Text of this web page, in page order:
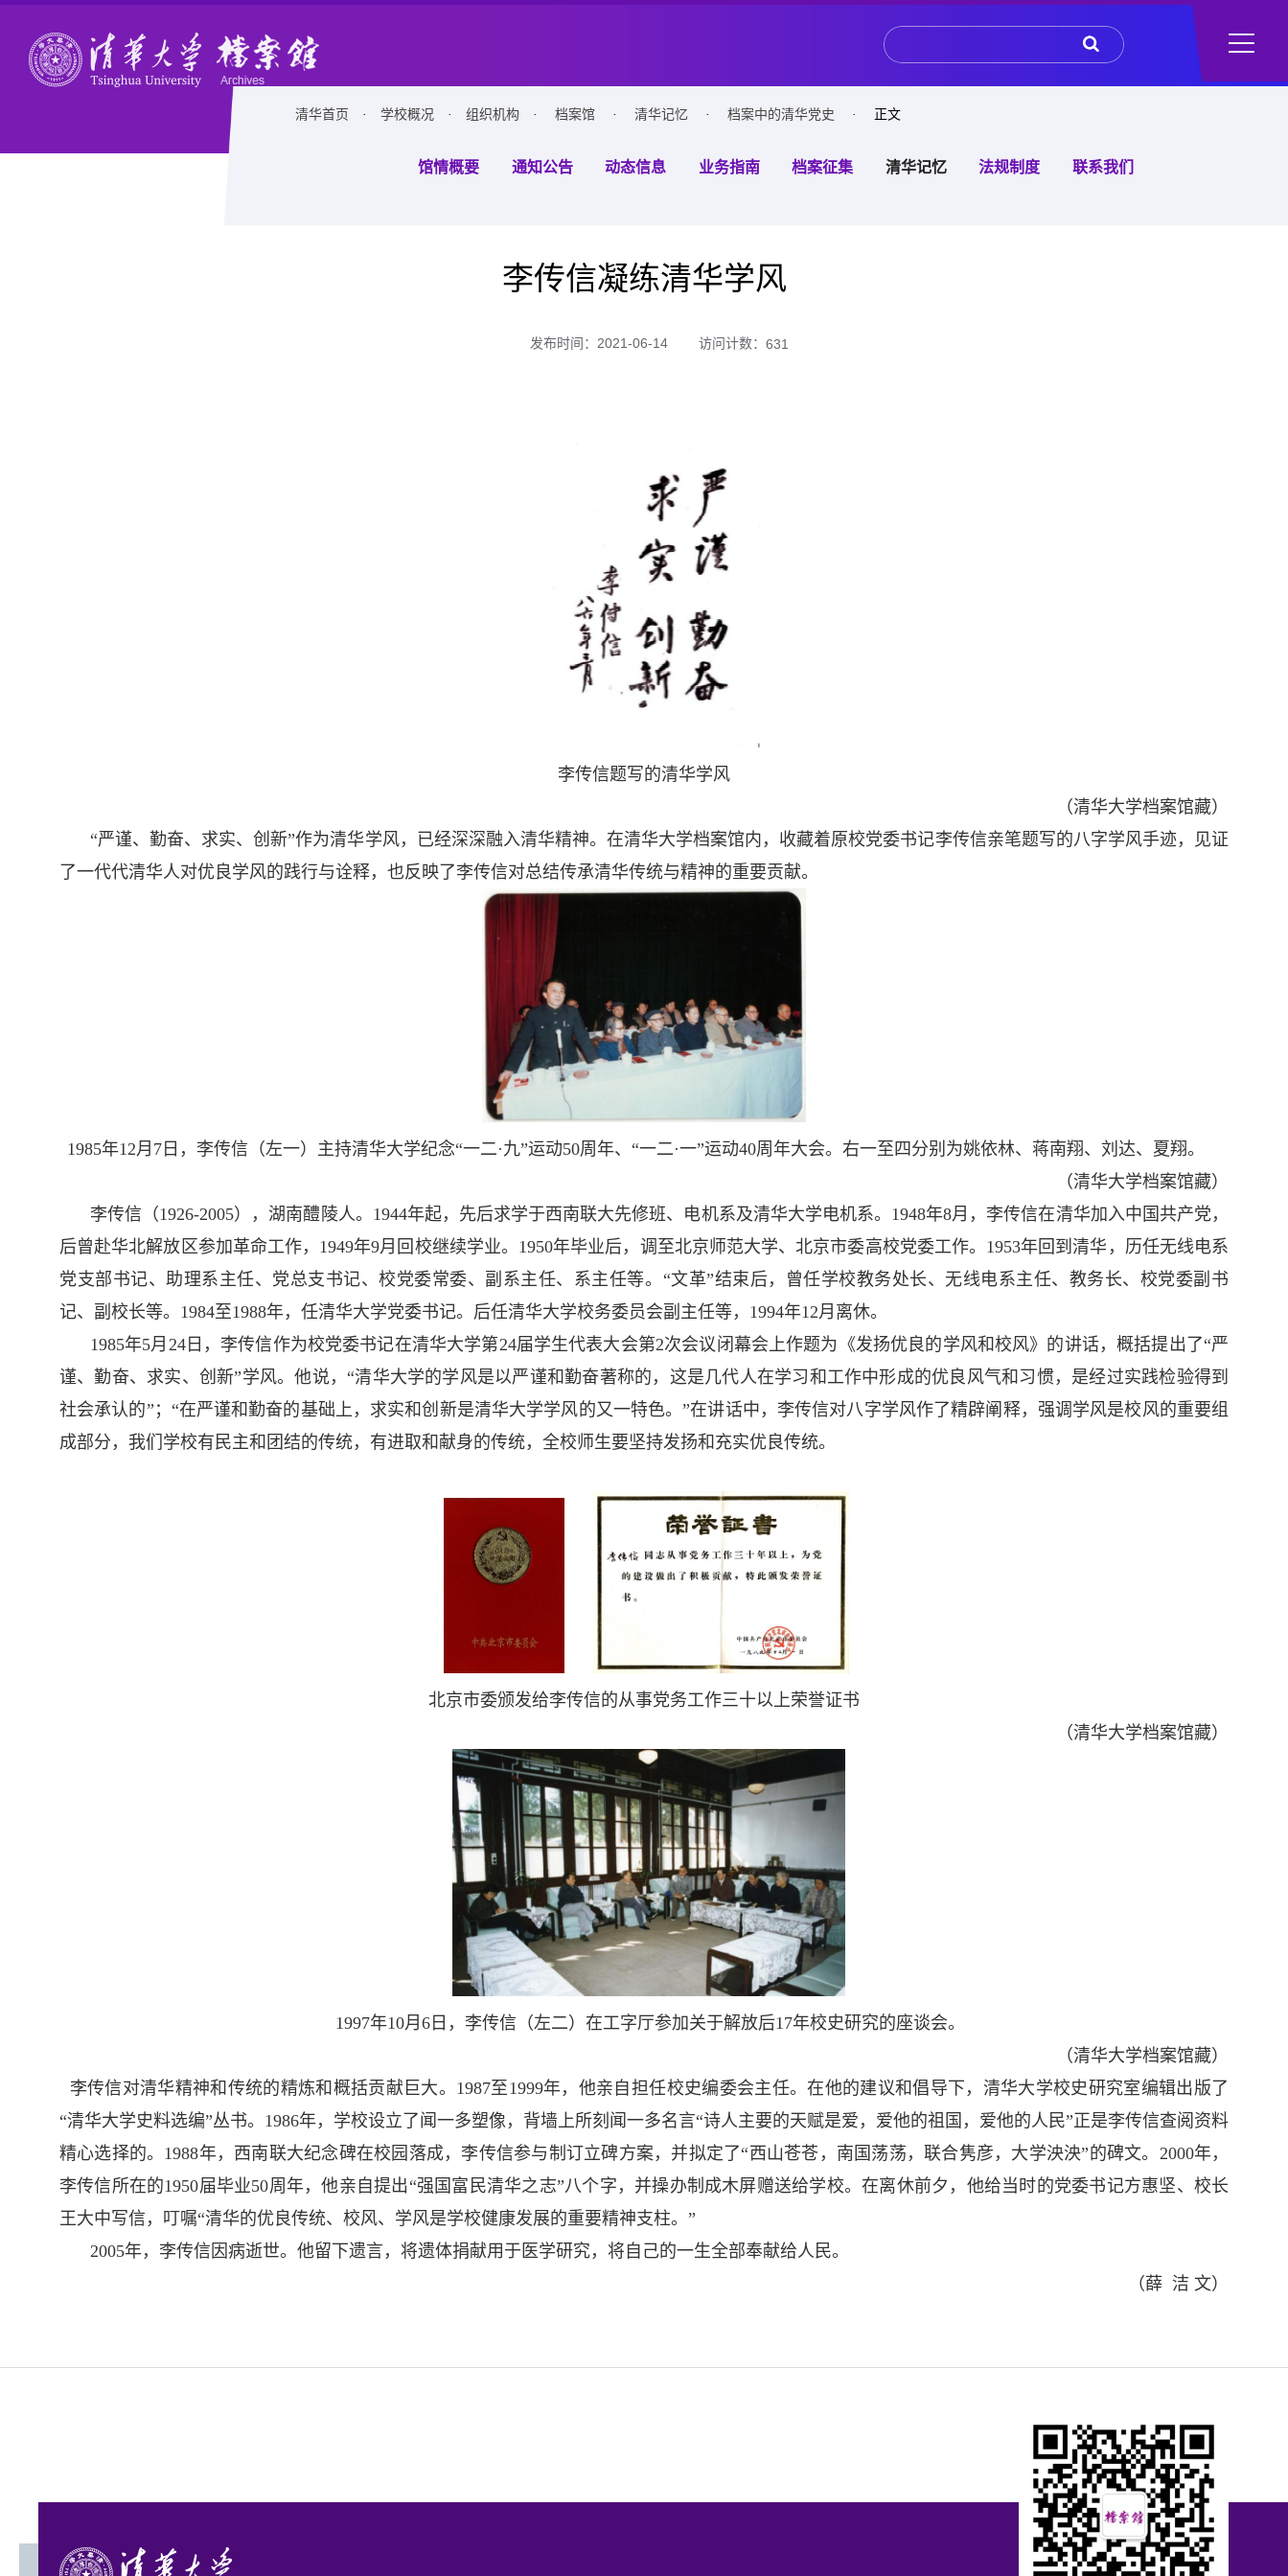
清华首页 ·学校概况 ·组织机构 ·档案馆 ·清华记忆 ·档案中的清华党史 · 正文
馆情概要 通知公告 动态信息 业务指南 档案征集 清华记忆 法规制度 联系我们
李传信凝练清华学风
发布时间：2021-06-14 访问计数： 631
李传信题写的清华学风
（清华大学档案馆藏）
“严谨、勤奋、求实、创新”作为清华学风，已经深深融入清华精神。在清华大学档案馆内，收藏着原校党委书记李传信亲笔题写的八字学风手迹，见证
了一代代清华人对优良学风的践行与诠释，也反映了李传信对总结传承清华传统与精神的重要贡献。
1985年12月7日，李传信（左一）主持清华大学纪念“一二·九”运动50周年、“一二·一”运动40周年大会。右一至四分别为姚依林、蒋南翔、刘达、夏翔。
（清华大学档案馆藏）
李传信（1926-2005），湖南醴陵人。1944年起，先后求学于西南联大先修班、电机系及清华大学电机系。1948年8月，李传信在清华加入中国共产党，
后曾赴华北解放区参加革命工作，1949年9月回校继续学业。1950年毕业后，调至北京师范大学、北京市委高校党委工作。1953年回到清华，历任无线电系
党支部书记、助理系主任、党总支书记、校党委常委、副系主任、系主任等。“文革”结束后，曾任学校教务处长、无线电系主任、教务长、校党委副书
记、副校长等。1984至1988年，任清华大学党委书记。后任清华大学校务委员会副主任等，1994年12月离休。
1985年5月24日，李传信作为校党委书记在清华大学第24届学生代表大会第2次会议闭幕会上作题为《发扬优良的学风和校风》的讲话，概括提出了“严
谨、勤奋、求实、创新”学风。他说，“清华大学的学风是以严谨和勤奋著称的，这是几代人在学习和工作中形成的优良风气和习惯，是经过实践检验得到
社会承认的”；“在严谨和勤奋的基础上，求实和创新是清华大学学风的又一特色。”在讲话中，李传信对八字学风作了精辟阐释，强调学风是校风的重要组
成部分，我们学校有民主和团结的传统，有进取和献身的传统，全校师生要坚持发扬和充实优良传统。
北京市委颁发给李传信的从事党务工作三十以上荣誉证书
（清华大学档案馆藏）
1997年10月6日，李传信（左二）在工字厅参加关于解放后17年校史研究的座谈会。
（清华大学档案馆藏）
李传信对清华精神和传统的精炼和概括贡献巨大。1987至1999年，他亲自担任校史编委会主任。在他的建议和倡导下，清华大学校史研究室编辑出版了
“清华大学史料选编”丛书。 1986年， 学校设立了闻一多塑像，背墙上所刻闻一多名言“诗人主要的天赋是爱，爱他的祖国，爱他的人民”正是李传信查阅资料
精心选择的。 1988年，西南联大纪念碑在校园落成，李传信参与制订立碑方案，并拟定了“西 山苍苍， 南国荡荡 ，联合隽彦 ， 大学泱泱” 的碑文。2000年，
李传信所在的1950届毕业50周年，他亲 自提出“强国富民清华之志”八个字，并操办制成木屏赠送给学校。在离休前夕，他给当时的党委书记方惠坚、校长
王大中写信，叮嘱“清华的优良传统、校风、学风是学校健康发展的重要精神支柱。”
2005年，李传信因病逝世。他留下遗言，将遗体捐献用于医学研究，将自己的一生全部奉献给人民。
（薛 洁 文）